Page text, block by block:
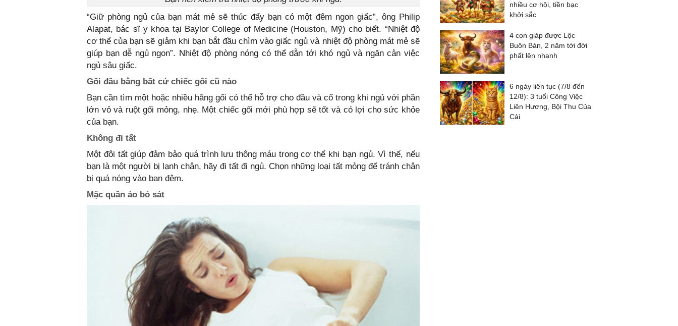
“Giữ phòng ngủ của bạn mát mẻ sẽ thúc đẩy bạn có một đêm ngon giấc”, ông Philip
Alapat, bác sĩ y khoa tại Baylor College of Medicine (Houston, Mỹ) cho biết. “Nhiệt độ
cơ thể của bạn sẽ giảm khi bạn bắt đầu chìm vào giấc ngủ và nhiệt độ phòng mát mẻ sẽ
giúp bạn dễ ngủ ngon”. Nhiệt độ phòng nóng có thể dẫn tới khó ngủ và ngăn cản việc
ngủ sâu giấc.
Gối đầu bằng bất cứ chiếc gối cũ nào
Bạn cần tìm một hoặc nhiều hãng gối có thể hỗ trợ cho đầu và cổ trong khi ngủ với phần
lớn vỏ và ruột gối mỏng, nhẹ. Một chiếc gối mới phù hợp sẽ tốt và có lợi cho sức khỏe
của bạn.
Không đi tất
Một đôi tất giúp đảm bảo quá trình lưu thông máu trong cơ thể khi bạn ngủ. Vì thế, nếu
bạn là một người bị lạnh chân, hãy đi tất đi ngủ. Chọn những loại tất mỏng để tránh chân
bị quá nóng vào ban đêm.
Mặc quần áo bó sát
nhiều cơ hội, tiền bạc
khởi sắc
4 con giáp được Lộc
Buôn Bán, 2 năm tới đời
phất lên nhanh
6 ngày liên tục (7/8 đến
12/8): 3 tuổi Công Việc
Liên Hương, Bội Thu Của
Cải